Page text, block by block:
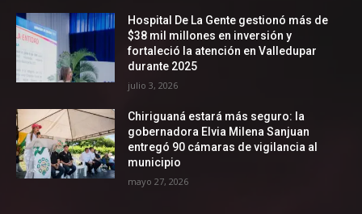
Hospital De La Gente gestionó más de
$38 mil millones en inversión y
fortaleció la atención en Valledupar
durante 2025
julio 3, 2026
Chiriguaná estará más seguro: la
gobernadora Elvia Milena Sanjuan
entregó 90 cámaras de vigilancia al
municipio
mayo 27, 2026